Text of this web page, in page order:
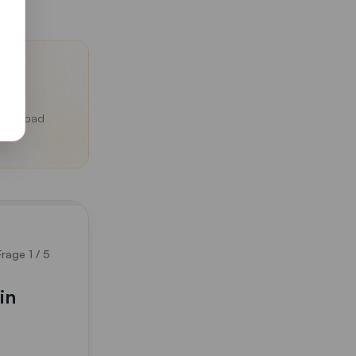
Freibad
1 / 5